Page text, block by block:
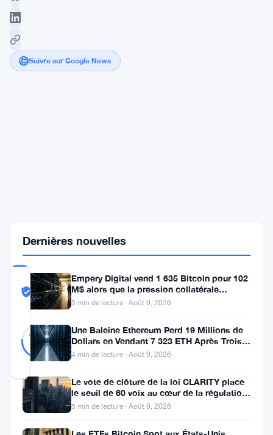
Suivre sur Google News
COMMUNITY
TRUST
SCORE
Probablement Réel
76%
RÉEL
Probablement
Réel
17
votes
Mis à jour 9 mois il y a
Dernières nouvelles
Empery Digital vend 1 635 Bitcoin pour 102
M$ alors que la pression collatérale
s’intensifie
5 min de lecture · Août 9, 2026
Une Baleine Ethereum Perd 19 Millions de
Dollars en Vendant 7 323 ETH Après Trois
Ans de Staking
4 min de lecture · Août 9, 2026
Le vote de clôture de la loi CLARITY place
le seuil de 60 voix au cœur de la régulation
crypto
5 min de lecture · Août 9, 2026